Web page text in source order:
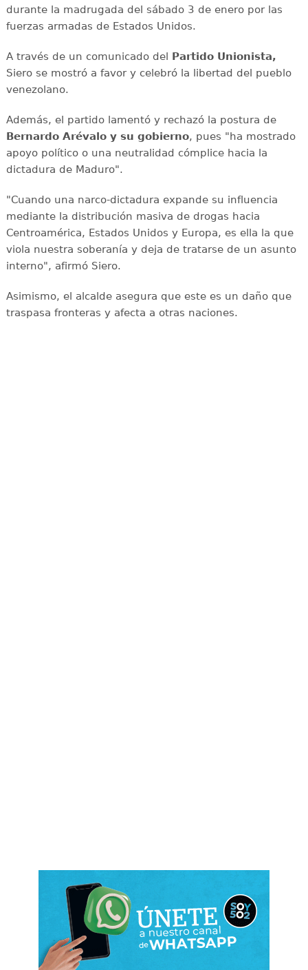
durante la madrugada del sábado 3 de enero por las
fuerzas armadas de Estados Unidos.
A través de un comunicado del Partido Unionista,
Siero se mostró a favor y celebró la libertad del pueblo
venezolano.
Además, el partido lamentó y rechazó la postura de
Bernardo Arévalo y su gobierno, pues "ha mostrado
apoyo político o una neutralidad cómplice hacia la
dictadura de Maduro".
"Cuando una narco-dictadura expande su influencia
mediante la distribución masiva de drogas hacia
Centroamérica, Estados Unidos y Europa, es ella la que
viola nuestra soberanía y deja de tratarse de un asunto
interno", afirmó Siero.
Asimismo, el alcalde asegura que este es un daño que
traspasa fronteras y afecta a otras naciones.